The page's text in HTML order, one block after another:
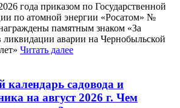
года приказом по Государственной
по атомной энергии «Росатом» №
памятным знаком «За
ликвидации аварии на Чернобыльской
Читать далее
календарь садовода и
на август 2026 г. Чем